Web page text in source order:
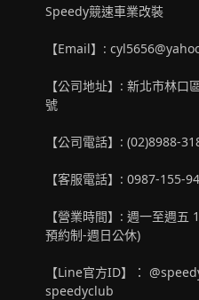
Speedy競速車業改裝
【Email】:
【公司地址】: 新北市林
號
【公司電話】: (02)8988-
【客服電話】: 0987-155-
【營業時間】: 週一至週
預約制-週日公休)
【Line官方ID】：
speedyclub